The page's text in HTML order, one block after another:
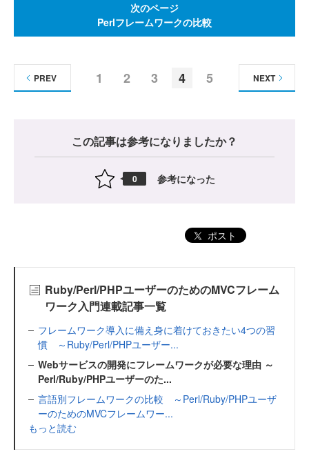
次のページ
Perlフレームワークの比較
1 2 3 4 5
PREV NEXT
この記事は参考になりましたか？
0 参考になった
ポスト
Ruby/Perl/PHPユーザーのためのMVCフレーム
ワーク入門連載記事一覧
フレームワーク導入に備え身に着けておきたい4つの習
慣 ～Ruby/Perl/PHPユーザー...
Webサービスの開発にフレームワークが必要な理由 ～
Perl/Ruby/PHPユーザーのた...
言語別フレームワークの比較 ～Perl/Ruby/PHPユーザ
ーのためのMVCフレームワー...
もっと読む